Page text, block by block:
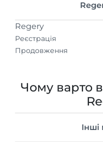
Regery
Реєстрація
Продовження
Чому варто